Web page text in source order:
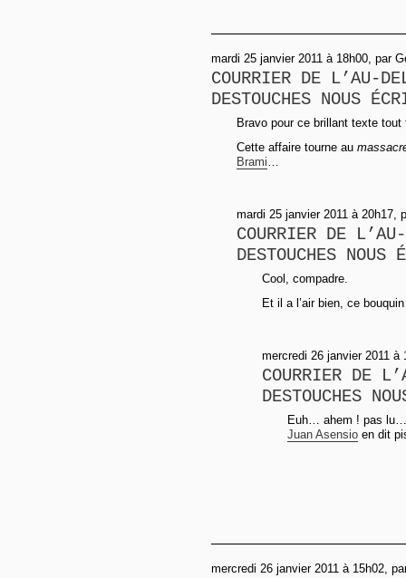
mardi 25 janvier 2011 à 18h00, par
COURRIER DE L’AU-
DESTOUCHES NOUS
Bravo pour ce brillant texte
Cette affaire tourne au
Brami…
mardi 25 janvier 2011 à 20h17,
COURRIER DE
DESTOUCHES
Cool, compadre.
Et il a l’air bien, ce
mercredi 26 janvier 2011 à
COURRIER DE
DESTOUCHES
Euh… ahem ! pas lu…
Juan Asensio en dit
mercredi 26 janvier 2011 à 15h02,